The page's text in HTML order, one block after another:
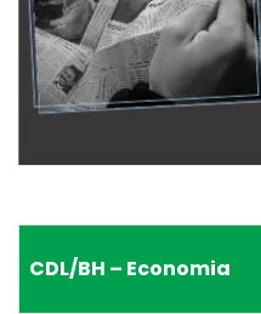
CDL/BH – Economia